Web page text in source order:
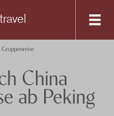
travel
Team
19 00
China
ab Peking